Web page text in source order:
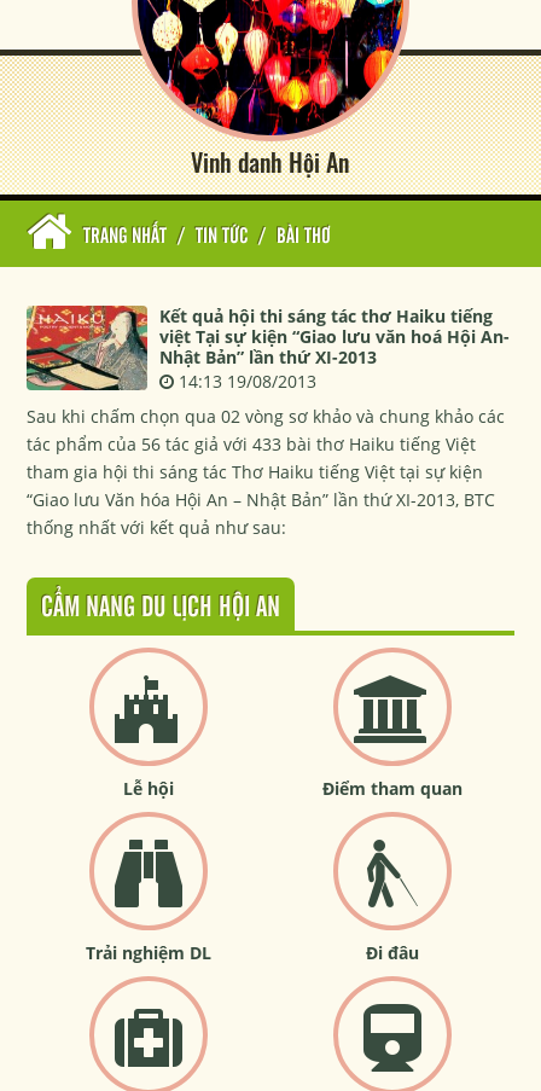
Vinh danh Hội An
TRANG NHẤT / TIN TỨC / BÀI THƠ
Kết quả hội thi sáng tác thơ Haiku tiếng
việt Tại sự kiện “Giao lưu văn hoá Hội An-
Nhật Bản” lần thứ XI-2013
14:13 19/08/2013
Sau khi chấm chọn qua 02 vòng sơ khảo và chung khảo các
tác phẩm của 56 tác giả với 433 bài thơ Haiku tiếng Việt
tham gia hội thi sáng tác Thơ Haiku tiếng Việt tại sự kiện
“Giao lưu Văn hóa Hội An – Nhật Bản” lần thứ XI-2013, BTC
thống nhất với kết quả như sau:
CẨM NANG DU LỊCH HỘI AN
Lễ hội Điểm tham quan
Trải nghiệm DL Đi đâu